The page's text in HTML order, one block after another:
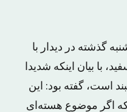
گذشته در دیدار با
با بیان اینکه شدیدا
است، گفته بود: این
که اگر موضوع هسته‌ای